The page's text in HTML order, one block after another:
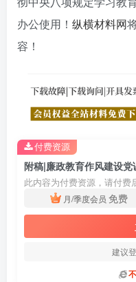
办公使用！ 纵横材料网
容！
此内容为付费资源，请付费
月/季度会员 免费
建议
付费资源